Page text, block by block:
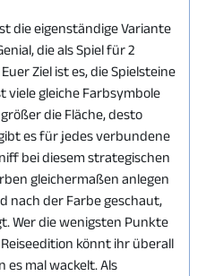
die eigenständige Variante
die als Spiel für 2
Ziel ist es, die Spielsteine
viele gleiche Farbsymbole
die Fläche, desto
es für jedes verbundene
bei diesem strategischen
gleichermaßen anlegen
nach der Farbe geschaut,
Wer die wenigsten Punkte
könnt ihr überall
es mal wackelt. Als